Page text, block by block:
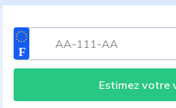
Estimez votre